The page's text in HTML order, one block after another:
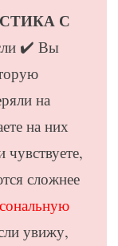
С
✔️ Вы
на
на них
сложнее
увижу,